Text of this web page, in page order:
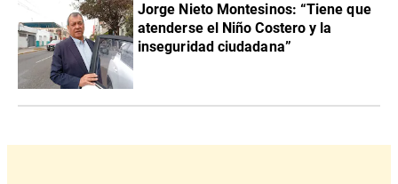
Jorge Nieto Montesinos: “Tiene que
atenderse el Niño Costero y la
inseguridad ciudadana”